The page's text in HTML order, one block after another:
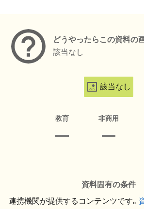
どうやったらこの資料の
該当なし
該当なし
教育 非商用
資料固有の条件
連携機関が提供するコンテンツです。